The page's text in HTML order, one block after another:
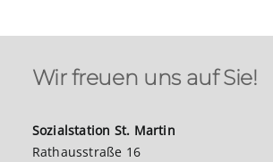
Wir freuen uns auf Sie!
Sozialstation St. Martin
Rathausstraße 16